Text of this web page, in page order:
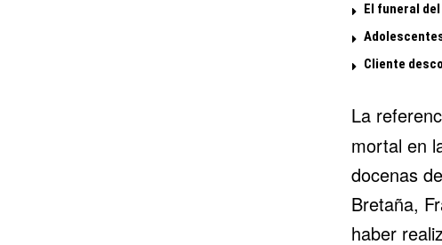
El funeral
Cliente
La
mortal en
docenas
Bretaña,
haber